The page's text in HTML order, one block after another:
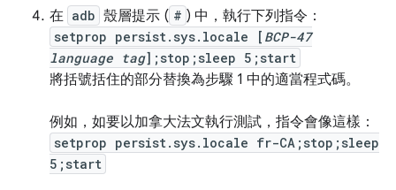
在 adb 殼層提示 ( # ) 中，執行下列指令：
setprop persist.sys.locale [ BCP-47
language tag];stop;sleep 5;start
將括號括住的部分替換為步驟 1 中的適當程式碼。
例如，如要以加拿大法文執行測試，指令會像這樣：
setprop persist.sys.locale fr-CA;stop;sleep
5;start